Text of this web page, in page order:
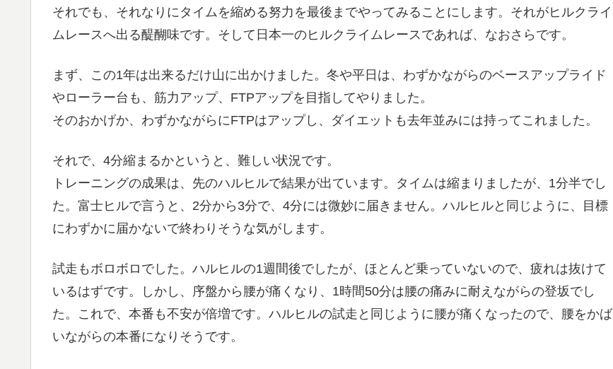
それでも、それなりにタイムを縮める努力を最後までやってみることにします。それがヒルクライ
ムレースへ出る醍醐味です。そして日本一のヒルクライムレースであれば、なおさらです。
まず、この1年は出来るだけ山に出かけました。冬や平日は、わずかながらのベースアップライド
やローラー台も、筋力アップ、FTPアップを目指してやりました。
そのおかげか、わずかながらにFTPはアップし、ダイエットも去年並みには持ってこれました。
それで、4分縮まるかというと、難しい状況です。
トレーニングの成果は、先のハルヒルで結果が出ています。タイムは縮まりましたが、1分半でし
た。富士ヒルで言うと、2分から3分で、4分には微妙に届きません。ハルヒルと同じように、目標
にわずかに届かないで終わりそうな気がします。
試走もボロボロでした。ハルヒルの1週間後でしたが、ほとんど乗っていないので、疲れは抜けて
いるはずです。しかし、序盤から腰が痛くなり、1時間50分は腰の痛みに耐えながらの登坂でし
た。これで、本番も不安が倍増です。ハルヒルの試走と同じように腰が痛くなったので、腰をかば
いながらの本番になりそうです。